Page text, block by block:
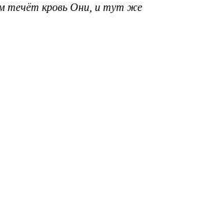
течёт кровь Они, и тут же